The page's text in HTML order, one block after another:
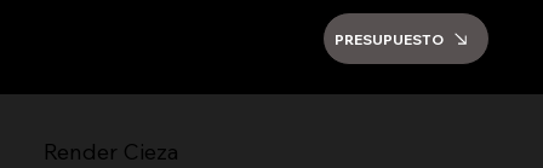
PRESUPUESTO
Render Cieza